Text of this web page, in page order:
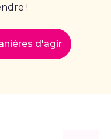
!
d'agir